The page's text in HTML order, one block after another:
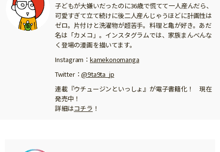
子どもが大嫌いだったのに36歳で慌てて一人産んだら、
可愛すぎて立て続けに後二人産んじゃうほどに計画性は
ゼロ。片付けと洗濯物が超苦手。料理と亀が好き。あだ
名は「カメコ」。インスタグラムでは、家族まんべんな
く登場の漫画を描いてます。
Instagram： kamekonomanga
Twitter：@9ta9ta_jp
連載『ウチュージンといっしょ』が電子書籍化！ 現在
発売中！
詳細はコチラ ！